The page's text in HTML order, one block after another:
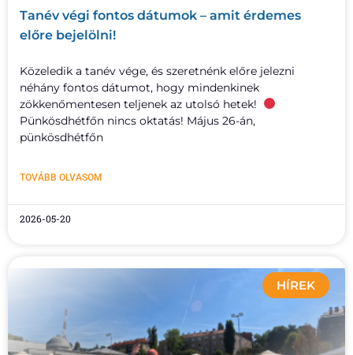
Tanév végi fontos dátumok – amit érdemes
előre bejelölni!
Közeledik a tanév vége, és szeretnénk előre jelezni
néhány fontos dátumot, hogy mindenkinek
zökkenőmentesen teljenek az utolsó hetek!
Pünkösdhétfőn nincs oktatás! Május 26-án,
pünkösdhétfőn
TOVÁBB OLVASOM
2026-05-20
HÍREK